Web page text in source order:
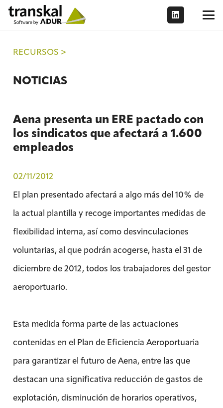
RECURSOS >
NOTICIAS
Aena presenta un ERE pactado con
los sindicatos que afectará a 1.600
empleados
02/11/2012
El plan presentado afectará a algo más del 10% de
la actual plantilla y recoge importantes medidas de
flexibilidad interna, así como desvinculaciones
voluntarias, al que podrán acogerse, hasta el 31 de
diciembre de 2012, todos los trabajadores del gestor
aeroportuario.
Esta medida forma parte de las actuaciones
contenidas en el Plan de Eficiencia Aeroportuaria
para garantizar el futuro de Aena, entre las que
destacan una significativa reducción de gastos de
explotación, disminución de horarios operativos,